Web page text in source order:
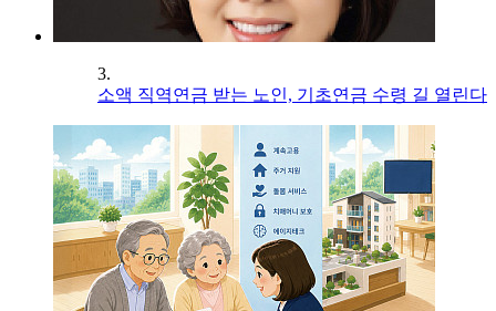
3.
소액 직역연금 받는 노인, 기초연금 수령 길 열린다